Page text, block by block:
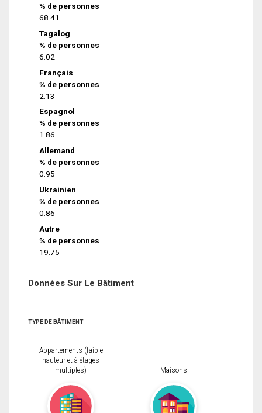
% de personnes
68.41
Tagalog
% de personnes
6.02
Français
% de personnes
2.13
Espagnol
% de personnes
1.86
Allemand
% de personnes
0.95
Ukrainien
% de personnes
0.86
Autre
% de personnes
19.75
Données Sur Le Bâtiment
TYPE DE BÂTIMENT
Appartements (faible
hauteur et à étages
multiples)
Maisons